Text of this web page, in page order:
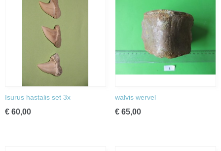
Isurus hastalis set 3x
€ 60,00
walvis wervel
€ 65,00